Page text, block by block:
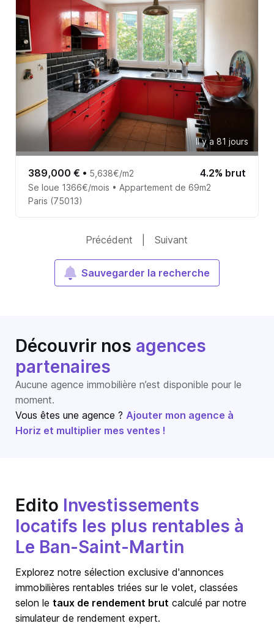
Il y a 81 jours
389,000 € • 5,638€/m2 4.2% brut
Se loue 1366€/mois • Appartement de 69m2
Paris (75013)
Précédent Suivant
Sauvegarder la recherche
Découvrir nos agences
partenaires
Aucune agence immobilière n’est disponible pour le
moment.
Vous êtes une agence ? Ajouter mon agence à
Horiz et multiplier mes ventes !
Edito Investissements
locatifs les plus rentables à
Le Ban-Saint-Martin
Explorez notre sélection exclusive d'annonces
immobilières rentables triées sur le volet, classées
selon le taux de rendement brut calculé par notre
simulateur de rendement expert.